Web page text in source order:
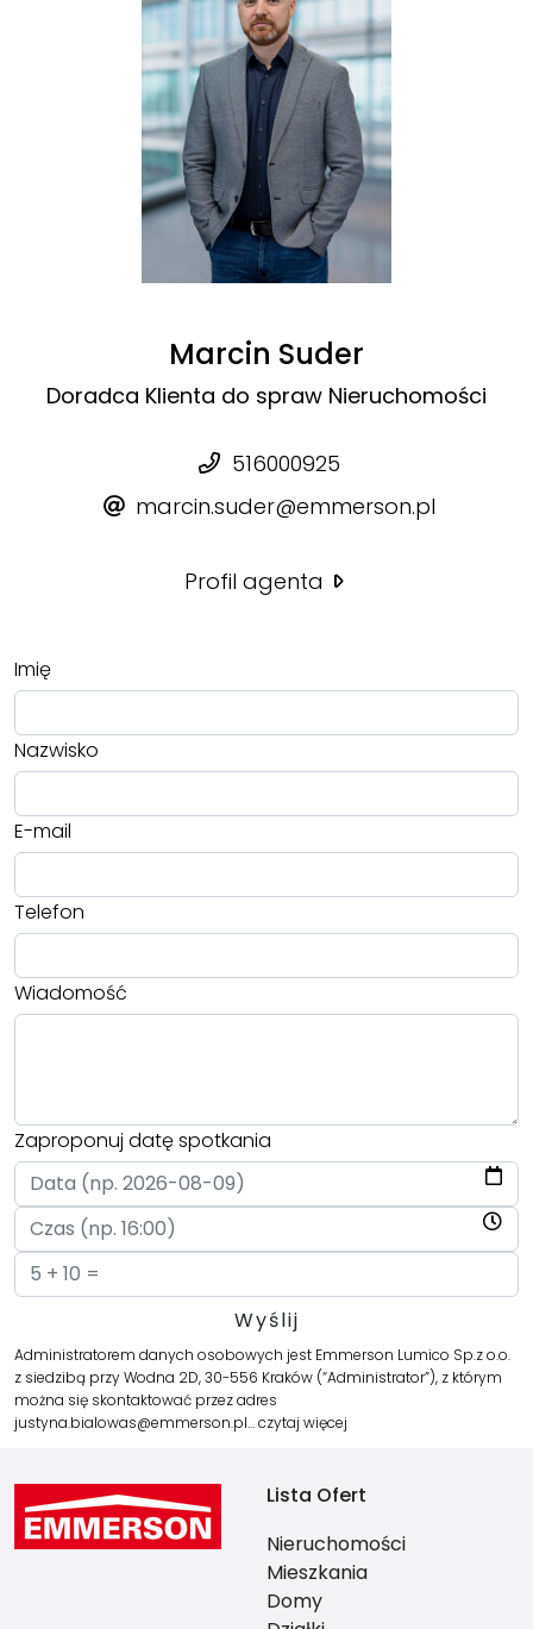
Marcin Suder
Doradca Klienta do spraw Nieruchomości
516000925
marcin.suder@emmerson.pl
Profil agenta
Imię
Nazwisko
E-mail
Telefon
Wiadomość
Zaproponuj datę spotkania
Administratorem danych osobowych jest Emmerson Lumico Sp.z o.o.
z siedzibą przy Wodna 2D, 30-556 Kraków (“Administrator”), z którym
można się skontaktować przez adres
justyna.bialowas@emmerson.pl…czytaj więcej
Lista Ofert
Nieruchomości
Mieszkania
Domy